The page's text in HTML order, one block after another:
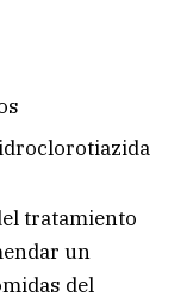
tratamiento
un
del